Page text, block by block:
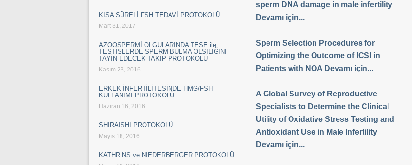
KISA SÜRELİ FSH TEDAVİ PROTOKOLÜ
Mart 31, 2017
AZOOSPERMİ OLGULARINDA TESE ile
TESTİSLERDE SPERM BULMA OLSILIĞINI
TAYİN EDECEK TAKİP PROTOKOLÜ
Kasım 23, 2016
ERKEK İNFERTİLİTESİNDE HMG/FSH
KULLANIMI PROTOKOLÜ
Haziran 16, 2016
SHIRAISHI PROTOKOLÜ
Mayıs 18, 2016
KATHRINS ve NIEDERBERGER PROTOKOLÜ
sperm DNA damage in male infertility
Devamı için...
Sperm Selection Procedures for
Optimizing the Outcome of ICSI in
Patients with NOA Devamı için...
A Global Survey of Reproductive
Specialists to Determine the Clinical
Utility of Oxidative Stress Testing and
Antioxidant Use in Male Infertility
Devamı için...